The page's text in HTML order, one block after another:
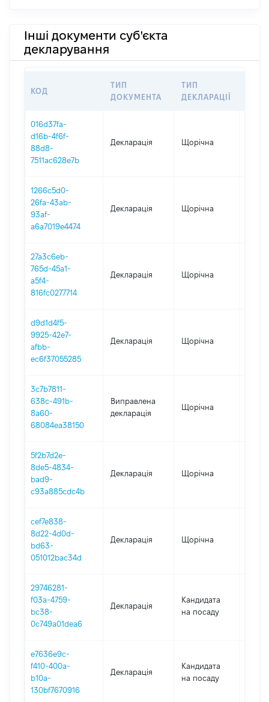
Інші документи суб'єкта
декларування
КОД
ТИП
ДОКУМЕНТА
ТИП
ДЕКЛАРАЦІЇ
016d37fa-
d16b-4f6f-
88d8-
7511ac628e7b
Декларація Щорічна
1266c5d0-
26fa-43ab-
93af-
a6a7019e4474
Декларація Щорічна
27a3c6eb-
765d-45a1-
a5f4-
816fc0277714
Декларація Щорічна
d9d1d4f5-
9925-42e7-
afbb-
ec6f37055285
Декларація Щорічна
3c7b7811-
638c-491b-
8a60-
68084ea38150
Виправлена
декларація
Щорічна
5f2b7d2e-
8de5-4834-
bad9-
c93a885cdc4b
Декларація Щорічна
cef7e838-
8d22-4d0d-
bd63-
051012bac34d
Декларація Щорічна
29746281-
f03a-4759-
bc38-
0c749a01dea6
Декларація
Кандидата
на посаду
e7636e9c-
f410-400a-
b10a-
130bf7670916
Декларація
Кандидата
на посаду